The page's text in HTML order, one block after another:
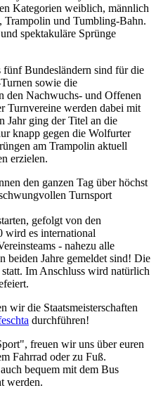
Kategorien weiblich, männlich
Trampolin und Tumbling-Bahn.
spektakuläre Sprünge
Bundesländern sind für die
sowie die
den Nachwuchs- und Offenen
Turnvereine werden dabei mit
Jahr ging der Titel an die
knapp gegen die Wolfurter
am Trampolin aktuell
erzielen.
den ganzen Tag über höchst
Turnsport
gefolgt von den
wird es international
- nahezu alle
Jahre gemeldet sind! Die
Im Anschluss wird natürlich
wir die Staatsmeisterschaften
durchführen!
freuen wir uns über euren
Fahrrad oder zu Fuß.
bequem mit dem Bus
werden.